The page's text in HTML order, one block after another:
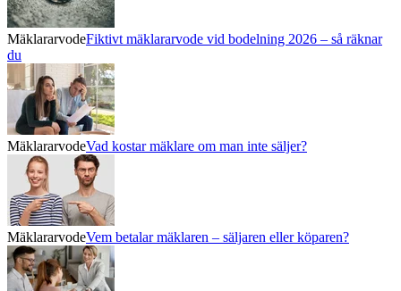
MäklararvodeFiktivt mäklararvode vid bodelning 2026 – så räknar
du
MäklararvodeVad kostar mäklare om man inte säljer?
MäklararvodeVem betalar mäklaren – säljaren eller köparen?